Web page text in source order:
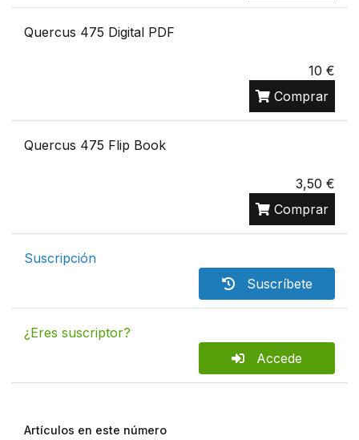
Quercus 475 Digital PDF
10 €
Comprar
Quercus 475 Flip Book
3,50 €
Comprar
Suscripción
Suscríbete
¿Eres suscriptor?
Accede
Artículos en este número